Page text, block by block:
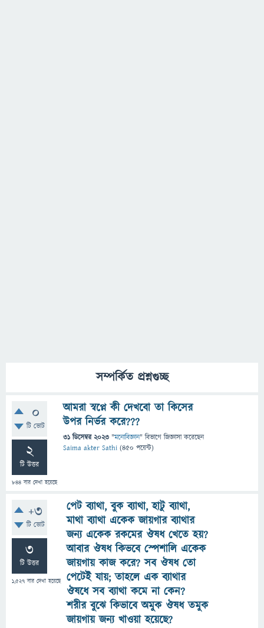
সম্পর্কিত প্রশ্নগুচ্ছ
0
টি ভোট
2
টি উত্তর
844 বার দেখা হয়েছে
আমরা স্বপ্নে কী দেখবো তা কিসের
উপর নির্ভর করে???
31 ডিসেম্বর 2023 "মনোবিজ্ঞান" বিভাগে জিজ্ঞাসাকরেছেন
Saima akter Sathi (450 পয়েন্ট)
+3
টি ভোট
3
টি উত্তর
1,527 বার দেখা হয়েছে
পেট ব্যাথা, বুক ব্যাথা, হাটু ব্যাথা,
মাথা ব্যাথা একেক জায়গার ব্যাথার
জন্য একেক রকমের ঔষধ খেতে হয়?
আবার ঔষধ কিভবে স্পেশালি একেক
জায়গায় কাজ করে? সব ঔষধ তো
পেটেই যায়; তাহলে এক ব্যাথার
ঔষধে সব ব্যাথা কমে না কেন?
শরীর বুঝে কিভাবে অমুক ঔষধ তমুক
জায়গায় জন্য খাওয়া হয়েছে?